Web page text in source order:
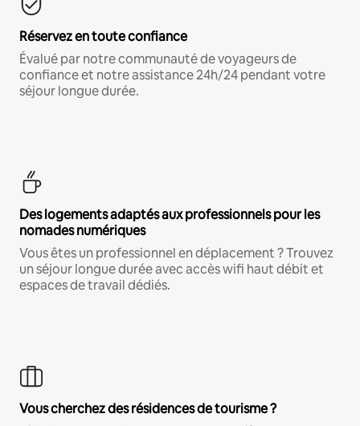
Réservez en toute confiance
Évalué par notre communauté de voyageurs de
confiance et notre assistance 24h/24 pendant votre
séjour longue durée.
Des logements adaptés aux professionnels pour les
nomades numériques
Vous êtes un professionnel en déplacement ? Trouvez
un séjour longue durée avec accès wifi haut débit et
espaces de travail dédiés.
Vous cherchez des résidences de tourisme ?